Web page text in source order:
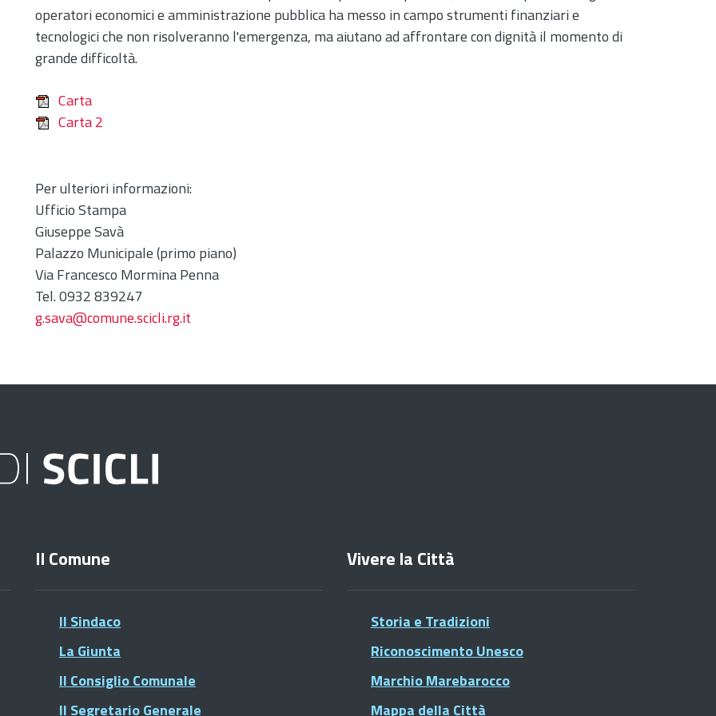
operatori economici e amministrazione pubblica ha messo in campo strumenti finanziari e
tecnologici che non risolveranno l'emergenza, ma aiutano ad affrontare con dignità il momento di
grande difficoltà.
Carta
Carta 2
Per ulteriori informazioni:
Ufficio Stampa
Giuseppe Savà
Palazzo Municipale (primo piano)
Via Francesco Mormina Penna
Tel. 0932 839247
g.sava@comune.scicli.rg.it
Il Comune
Il Sindaco
La Giunta
Il Consiglio Comunale
Il Segretario Generale
Vivere la Città
Storia e Tradizioni
Riconoscimento Unesco
Marchio Marebarocco
Mappa della Città